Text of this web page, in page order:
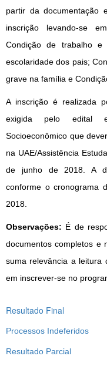
partir da documentação
inscrição levando-se
Condição de trabalho e
escolaridade dos pais;
grave na família e
A inscrição é realizada
exigida pelo edital e
Socioeconômico que
na UAE/Assistência
de junho de 2018. A
conforme o cronograma
2018.
Observações: É de
documentos completos e
suma relevância a leitura
em inscrever-se no
Resultado Final
Processos Indeferidos
Resultado Parcial